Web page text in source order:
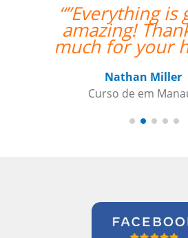
“”Amazing how
the two weeks
and
last day with
thoroughly
classes and
recommend
anytime. ””